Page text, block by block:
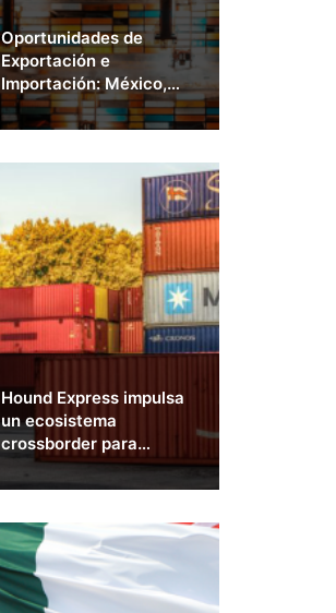
Oportunidades de
Exportación e
Importación: México,
Estados Unidos y el
Mundo
Hound Express impulsa
un ecosistema
crossborder para
posicionar a México
como un país exportador